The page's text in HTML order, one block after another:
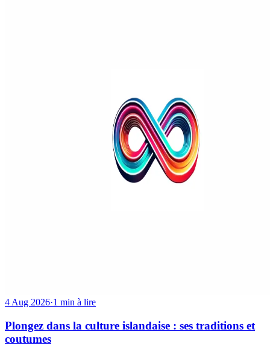
4 Aug 2026·1 min à lire
Plongez dans la culture islandaise : ses traditions et
coutumes